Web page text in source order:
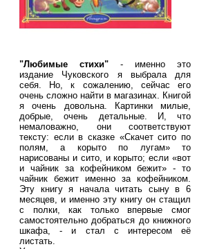
"Любимые стихи" - именно это
издание Чуковского я выбрала для
себя. Но, к сожалению, сейчас его
очень сложно найти в магазинах. Книгой
я очень довольна. Картинки милые,
добрые, очень детальные. И, что
немаловажно, они соответствуют
тексту: если в сказке «Скачет сито по
полям, а корыто по лугам» то
нарисованы и сито, и корыто; если «вот
и чайник за кофейником бежит» - то
чайник бежит именно за кофейником.
Эту книгу я начала читать сыну в 6
месяцев, и именно эту книгу он стащил
с полки, как только впервые смог
самостоятельно добраться до книжного
шкафа, - и стал с интересом её
листать.